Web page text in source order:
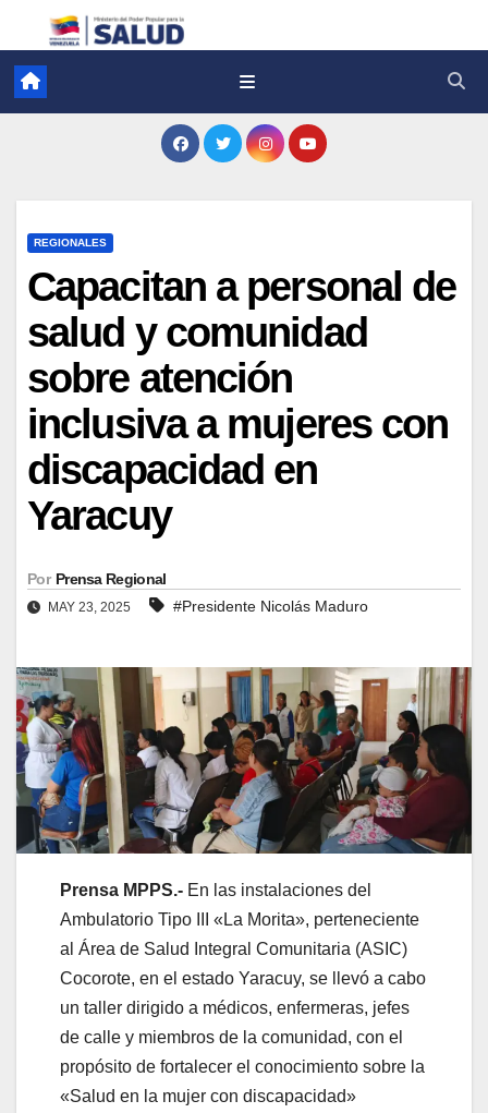
REGIONALES
Capacitan a personal de
salud y comunidad
sobre atención
inclusiva a mujeres con
discapacidad en
Yaracuy
Por Prensa Regional
MAY 23, 2025 #Presidente Nicolás Maduro
Prensa MPPS.- En las instalaciones del
Ambulatorio Tipo III «La Morita», perteneciente
al Área de Salud Integral Comunitaria (ASIC)
Cocorote, en el estado Yaracuy, se llevó a cabo
un taller dirigido a médicos, enfermeras, jefes
de calle y miembros de la comunidad, con el
propósito de fortalecer el conocimiento sobre la
«Salud en la mujer con discapacidad»